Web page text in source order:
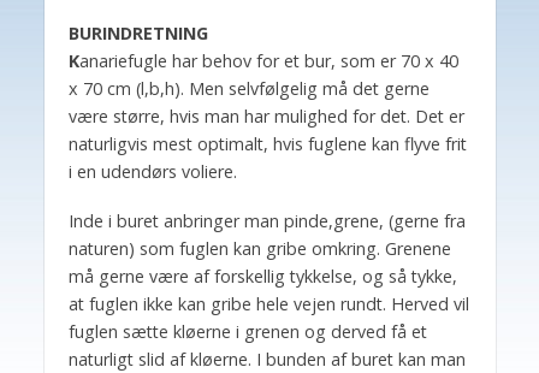
BURINDRETNING
Kanariefugle har behov for et bur, som er 70 x 40
x 70 cm (l,b,h). Men selvfølgelig må det gerne
være større, hvis man har mulighed for det. Det er
naturligvis mest optimalt, hvis fuglene kan flyve frit
i en udendørs voliere.
Inde i buret anbringer man pinde,grene, (gerne fra
naturen) som fuglen kan gribe omkring. Grenene
må gerne være af forskellig tykkelse, og så tykke,
at fuglen ikke kan gribe hele vejen rundt. Herved vil
fuglen sætte kløerne i grenen og derved få et
naturligt slid af kløerne. I bunden af buret kan man